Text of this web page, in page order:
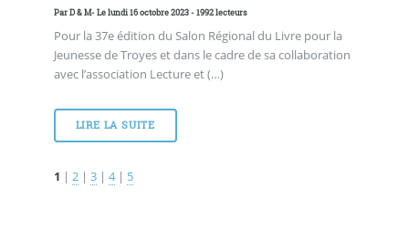
ParD & M- Le lundi 16 octobre 2023 - 1992 lecteurs
Pour la 37e édition du Salon Régional du Livre pour la
Jeunesse de Troyes et dans le cadre de sa collaboration
avec l’association Lecture et (…)
LIRE LA SUITE
1 | 2| 3| 4| 5